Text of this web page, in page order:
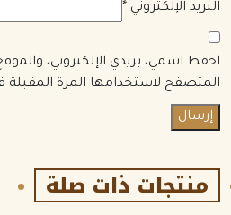
البريد الإلكتروني *
احفظ اسمي، بريدي الإلكتروني،
المتصفح لاستخدامها المرة المقبلة
منتجات ذات صلة